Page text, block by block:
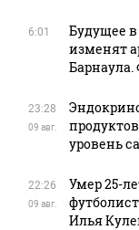
6:01
Будущее в
изменят
Барнаула.
23:28
09 авг.
уровень
22:26
09 авг.
Умер 25-
Илья